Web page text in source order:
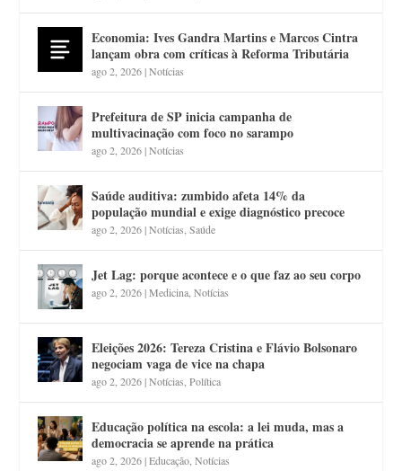
Economia: Ives Gandra Martins e Marcos Cintra
lançam obra com críticas à Reforma Tributária
ago 2, 2026|Notícias
Prefeitura de SP inicia campanha de
multivacinação com foco no sarampo
ago 2, 2026|Notícias
Saúde auditiva: zumbido afeta 14% da
população mundial e exige diagnóstico precoce
ago 2, 2026|Notícias ,Saúde
Jet Lag: porque acontece e o que faz ao seu corpo
ago 2, 2026|Medicina ,Notícias
Eleições 2026: Tereza Cristina e Flávio Bolsonaro
negociam vaga de vice na chapa
ago 2, 2026|Notícias ,Política
Educação política na escola: a lei muda, mas a
democracia se aprende na prática
ago 2, 2026|Educação ,Notícias